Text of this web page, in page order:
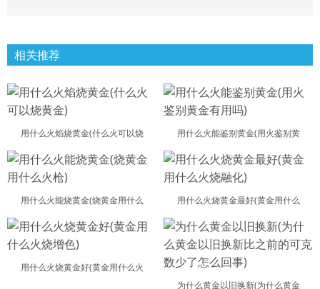
相关推荐
用什么火焰烧黄金(什么火可以烧 用什么火能鉴别黄金(用火鉴别黄
用什么火能烧黄金(烧黄金用什么 用什么火烧黄金最好(黄金用什么
用什么火烧黄金好(黄金用什么火
为什么黄金以旧换新(为什么黄金